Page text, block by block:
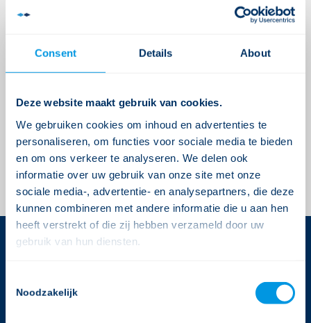
Consent Details About
Deze website maakt gebruik van cookies.
We gebruiken cookies om inhoud en advertenties te
personaliseren, om functies voor sociale media te bieden
en om ons verkeer te analyseren. We delen ook
informatie over uw gebruik van onze site met onze
sociale media-, advertentie- en analysepartners, die deze
kunnen combineren met andere informatie die u aan hen
heeft verstrekt of die zij hebben verzameld door uw
gebruik van hun diensten.
Selection
Noodzakelijk
Draag gerust bij!
Je moetingelogd zijn opom een reactie te
plaatsen.
Gerimedica